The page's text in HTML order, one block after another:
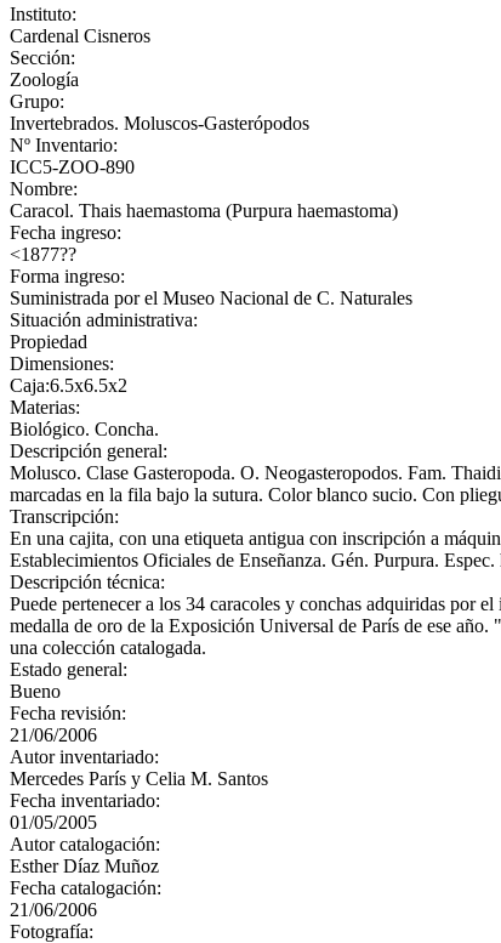
Instituto:
Cardenal Cisneros
Sección:
Zoología
Grupo:
Invertebrados. Moluscos-Gasterópodos
Nº Inventario:
ICC5-ZOO-890
Nombre:
Caracol. Thais haemastoma (Purpura haemastoma)
Fecha ingreso:
<1877??
Forma ingreso:
Suministrada por el Museo Nacional de C. Naturales
Situación administrativa:
Propiedad
Dimensiones:
Caja:6.5x6.5x2
Materias:
Biológico. Concha.
Descripción general:
Molusco. Clase Gasteropoda. O. Neogasteropodos. Fam.
marcadas en la fila bajo la sutura. Color blanco sucio. Con
Transcripción:
En una cajita, con una etiqueta antigua con inscripción a
Establecimientos Oficiales de Enseñanza. Gén. Purpura.
Descripción técnica:
Puede pertenecer a los 34 caracoles y conchas adquiridas por
medalla de oro de la Exposición Universal de París de ese
una colección catalogada.
Estado general:
Bueno
Fecha revisión:
21/06/2006
Autor inventariado:
Mercedes París y Celia M. Santos
Fecha inventariado:
01/05/2005
Autor catalogación:
Esther Díaz Muñoz
Fecha catalogación:
21/06/2006
Fotografía: